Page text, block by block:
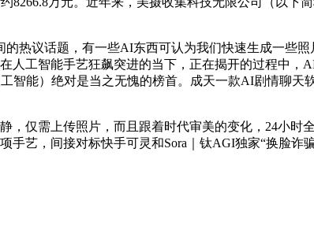
议话题，有一些AI东西可认为我们快速生成一些照
工智能手艺狂飙突进的当下，正在揭开的过程中，
智能）绝对是当之无愧的榜首。成天一款AI剧情聊天
仅需上传照片，而且跟着时代审美的变化，24小时
艺，间接对标快手可灵和Sora｜钛AGI独家“换脸